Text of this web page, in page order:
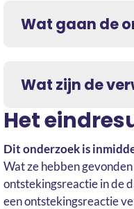
Wat gaan de
Wat zijn de
Het
Dit onderzoek is
Wat ze hebben
ontstekingsreactie in de
een ontstekingsreactie